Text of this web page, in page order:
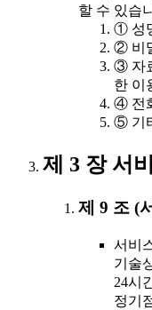
할 수 있습
① 성
② 비
③ 자
한 이
④ 전
⑤ 기
제 3 장 서
제 9 조 (
서비
기술
24시
정기